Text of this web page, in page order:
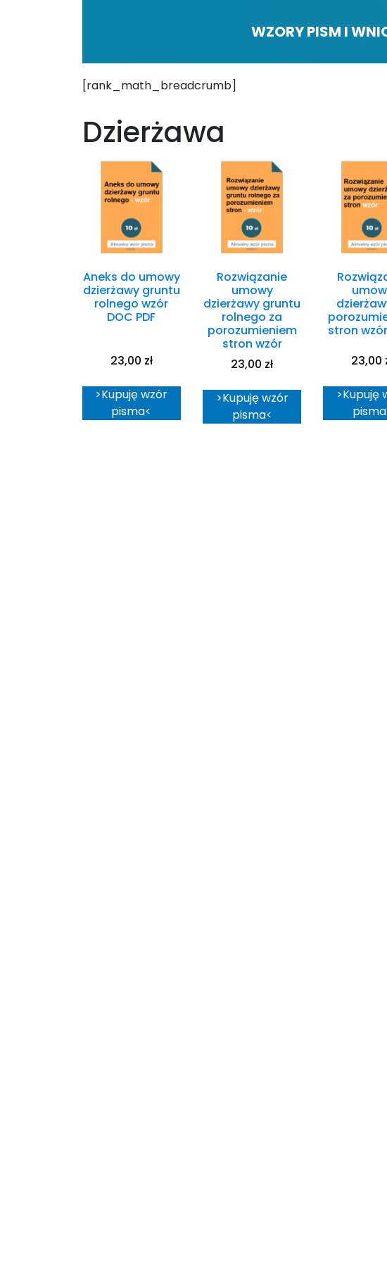
WZORY PISM I
[rank_math_breadcrumb]
Dzierżawa
Aneks do umowy
dzierżawy gruntu
rolnego wzór
DOC PDF
23,00 zł
>Kupuję wzór
pisma<
Rozwiązanie
umowy
dzierżawy gruntu
rolnego za
porozumieniem
stron wzór
23,00 zł
>Kupuję wzór
pisma<
stron
23,00
>Kupuję